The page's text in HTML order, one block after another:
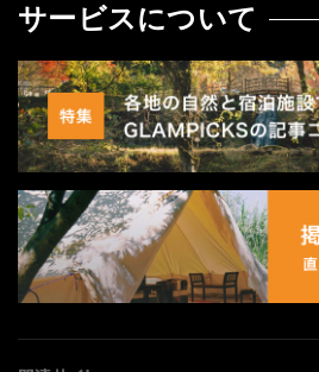
サービスについて